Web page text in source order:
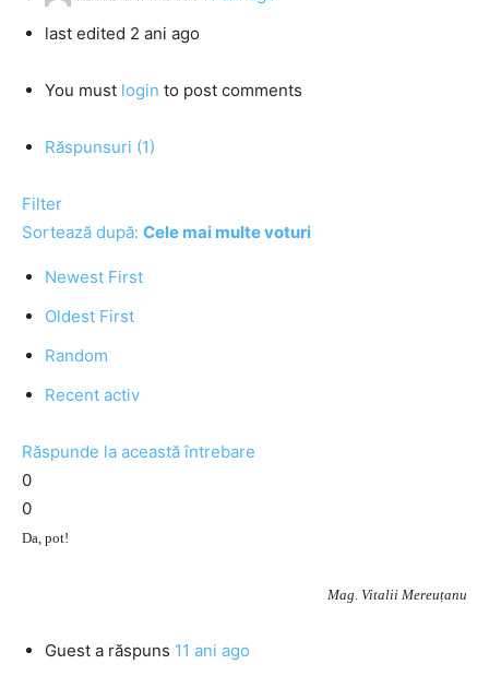
last edited 2 ani ago
You must login to post comments
Răspunsuri (1)
Filter
Sortează după: Cele mai multe voturi
Newest First
Oldest First
Random
Recent activ
Răspunde la această întrebare
0
0
Da, pot!
Mag. Vitalii Mereuțanu
Guest a răspuns 11 ani ago